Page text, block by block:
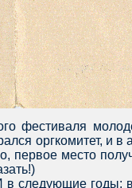
фестиваля
оргкомитет,
первое место
годы;